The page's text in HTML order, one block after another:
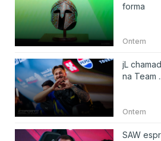
forma
Ontem
jL
na Team
Ontem
SAW